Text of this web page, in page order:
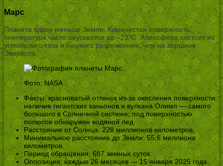
Марс
Планета вдвое меньше Земли. Каменистая поверхность,
температура часто опускается до –23°C. Атмосфера состоит из
углекислого газа и намного разреженнее, чем на вершине
Эвереста.
Фото: NASA
Факты: красноватый оттенок из-за окисления поверхности;
наличие гигантских каньонов и вулкана Олимп — самого
большого в Солнечной системе; под поверхностью
полюсов обнаружен водяной лед.
Расстояние от Солнца: 228 миллионов километров.
Минимальное расстояние до Земли: 55,6 миллиона
километров.
Период обращения: 687 земных суток.
Оппозиция: каждые 26 месяцев — 15 января 2025 года.